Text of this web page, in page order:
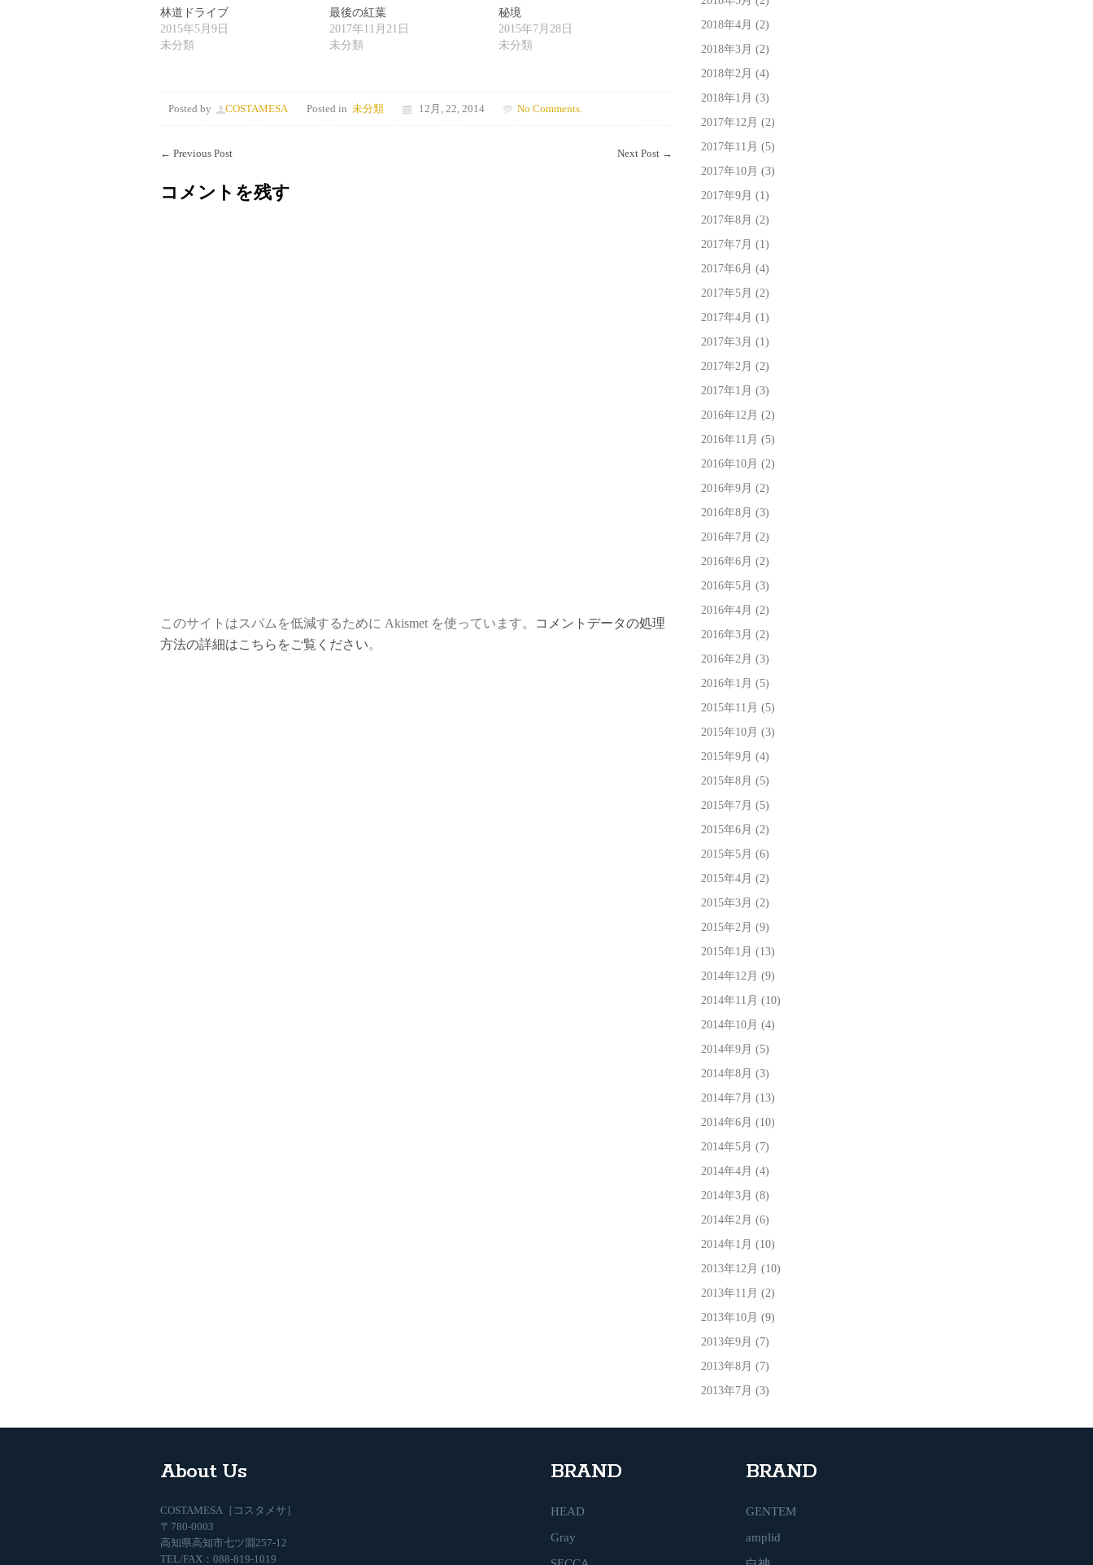
林道ドライブ
2015年5月9日
未分類
最後の紅葉
2017年11月21日
未分類
秘境
2015年7月28日
未分類
Posted by COSTAMESA Posted in 未分類 12月, 22, 2014 No Comments.
← Previous Post Next Post →
コメントを残す
このサイトはスパムを低減するために Akismet を使っています。
コメントデータの処理
方法の詳細はこちらをご覧ください。
2018年4月 (2)
2018年3月 (2)
2018年2月 (4)
2018年1月 (3)
2017年12月 (2)
2017年11月 (5)
2017年10月 (3)
2017年9月 (1)
2017年8月 (2)
2017年7月 (1)
2017年6月 (4)
2017年5月 (2)
2017年4月 (1)
2017年3月 (1)
2017年2月 (2)
2017年1月 (3)
2016年12月 (2)
2016年11月 (5)
2016年10月 (2)
2016年9月 (2)
2016年8月 (3)
2016年7月 (2)
2016年6月 (2)
2016年5月 (3)
2016年4月 (2)
2016年3月 (2)
2016年2月 (3)
2016年1月 (5)
2015年11月 (5)
2015年10月 (3)
2015年9月 (4)
2015年8月 (5)
2015年7月 (5)
2015年6月 (2)
2015年5月 (6)
2015年4月 (2)
2015年3月 (2)
2015年2月 (9)
2015年1月 (13)
2014年12月 (9)
2014年11月 (10)
2014年10月 (4)
2014年9月 (5)
2014年8月 (3)
2014年7月 (13)
2014年6月 (10)
2014年5月 (7)
2014年4月 (4)
2014年3月 (8)
2014年2月 (6)
2014年1月 (10)
2013年12月 (10)
2013年11月 (2)
2013年10月 (9)
2013年9月 (7)
2013年8月 (7)
2013年7月 (3)
About Us
COSTAMESA［コスタメサ］
〒780-0003
高知県高知市七ツ淵257-12
TEL/FAX：088-819-1019
BRAND
HEAD
Gray
BRAND
GENTEM
amplid